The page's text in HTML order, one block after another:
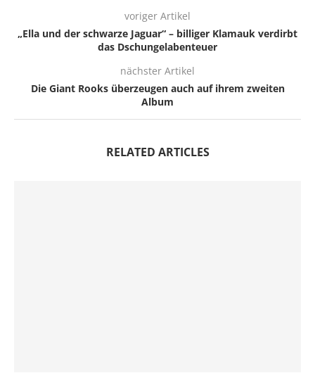
voriger Artikel
„Ella und der schwarze Jaguar“ – billiger Klamauk verdirbt
das Dschungelabenteuer
nächster Artikel
Die Giant Rooks überzeugen auch auf ihrem zweiten
Album
RELATED ARTICLES